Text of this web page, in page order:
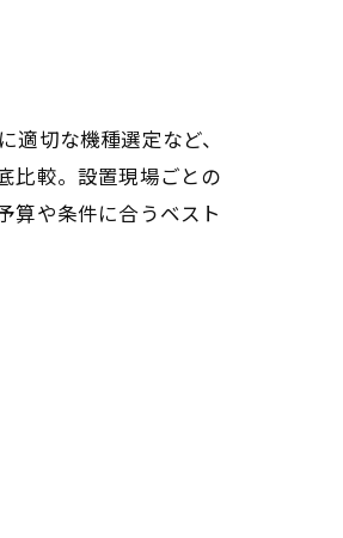
切な機種選定など、
比較。設置現場ごとの
算や条件に合うベスト